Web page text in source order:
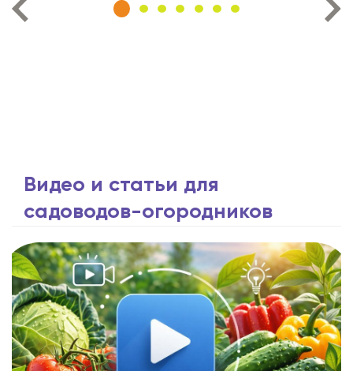
Видео и статьи для
садоводов-огородников